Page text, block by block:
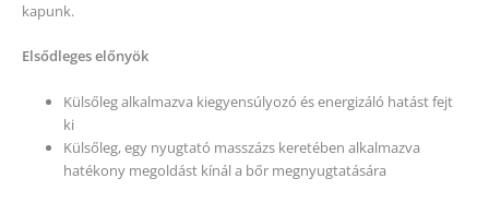
kapunk.
Elsődleges előnyök
Külsőleg alkalmazva kiegyensúlyozó és energizáló hatást fejt
ki
Külsőleg, egy nyugtató masszázs keretében alkalmazva
hatékony megoldást kínál a bőr megnyugtatására